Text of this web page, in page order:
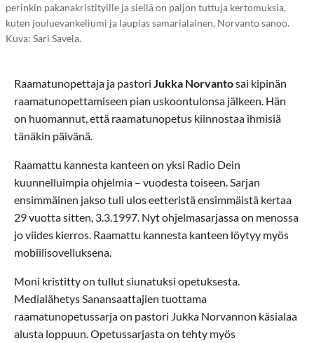
perinkin pakanakristityille ja siellä on paljon tuttuja kertomuksia,
kuten jouluevankeliumi ja laupias samarialainen, Norvanto sanoo.
Kuva: Sari Savela.
Raamatunopettaja ja pastori Jukka Norvantosai kipinän
raamatunopettamiseen pian uskoontulonsa jälkeen. Hän
on huomannut, että raamatunopetus kiinnostaa ihmisiä
tänäkin päivänä.
Raamattu kannesta kanteen on yksi Radio Dein
kuunnelluimpia ohjelmia – vuodesta toiseen. Sarjan
ensimmäinen jakso tuli ulos eetteristä ensimmäistä kertaa
29 vuotta sitten, 3.3.1997. Nyt ohjelmasarjassa on menossa
jo viides kierros. Raamattu kannesta kanteen löytyy myös
mobiilisovelluksena.
Moni kristitty on tullut siunatuksi opetuksesta.
Medialähetys Sanansaattajien tuottama
raamatunopetussarja on pastori Jukka Norvannon käsialaa
alusta loppuun. Opetussarjasta on tehty myös